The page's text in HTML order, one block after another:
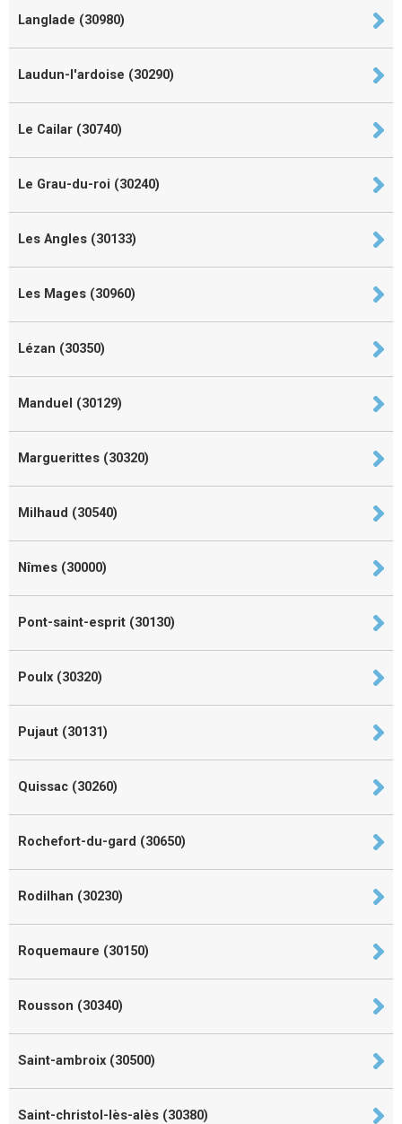
Langlade (30980)
Laudun-l'ardoise (30290)
Le Cailar (30740)
Le Grau-du-roi (30240)
Les Angles (30133)
Les Mages (30960)
Lézan (30350)
Manduel (30129)
Marguerittes (30320)
Milhaud (30540)
Nîmes (30000)
Pont-saint-esprit (30130)
Poulx (30320)
Pujaut (30131)
Quissac (30260)
Rochefort-du-gard (30650)
Rodilhan (30230)
Roquemaure (30150)
Rousson (30340)
Saint-ambroix (30500)
Saint-christol-lès-alès (30380)